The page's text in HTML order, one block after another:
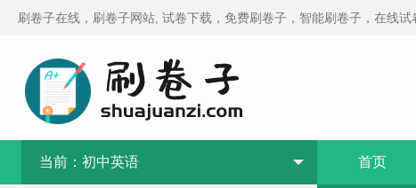
刷卷子在线，刷卷子网站, 试卷下载，免费刷卷子，智能刷卷子，在线
当前： 初中英语 首页